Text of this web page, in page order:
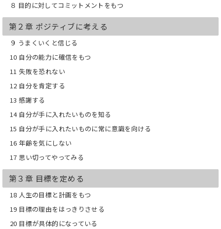
5章 人との関わりを築く
6章 毎日を楽しむ
7章 夢を実現する
8章 より大きな成功を目指す
８ 目的に対してコミットメントをもつ
第２章 ポジティブに考える
９ うまくいくと信じる
10 自分の能力に確信をもつ
11 失敗を恐れない
12 自分を肯定する
13 感謝する
14 自分が手に入れたいものを知る
15 自分が手に入れたいものに常に意識を向ける
16 年齢を気にしない
17 思い切ってやってみる
第３章 目標を定める
18 人生の目標と計画をもつ
19 目標の理由をはっきりさせる
20 目標が具体的になっている